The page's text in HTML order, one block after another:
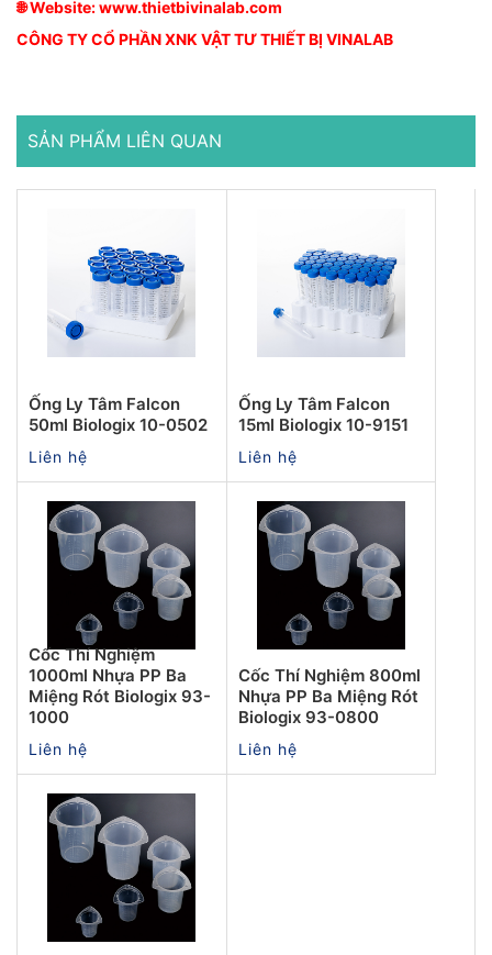
🌐 Website:www.thietbivinalab.com
CÔNG TY CỔ PHẦN XNK VẬT TƯ THIẾT BỊ VINALAB
SẢN PHẨM LIÊN QUAN
Ống Ly Tâm Falcon
50ml Biologix 10-0502
Liên hệ
Ống Ly Tâm Falcon
15ml Biologix 10-9151
Liên hệ
Cốc Thí Nghiệm
1000ml Nhựa PP Ba
Miệng Rót Biologix 93-
1000
Liên hệ
Cốc Thí Nghiệm 800ml
Nhựa PP Ba Miệng Rót
Biologix 93-0800
Liên hệ